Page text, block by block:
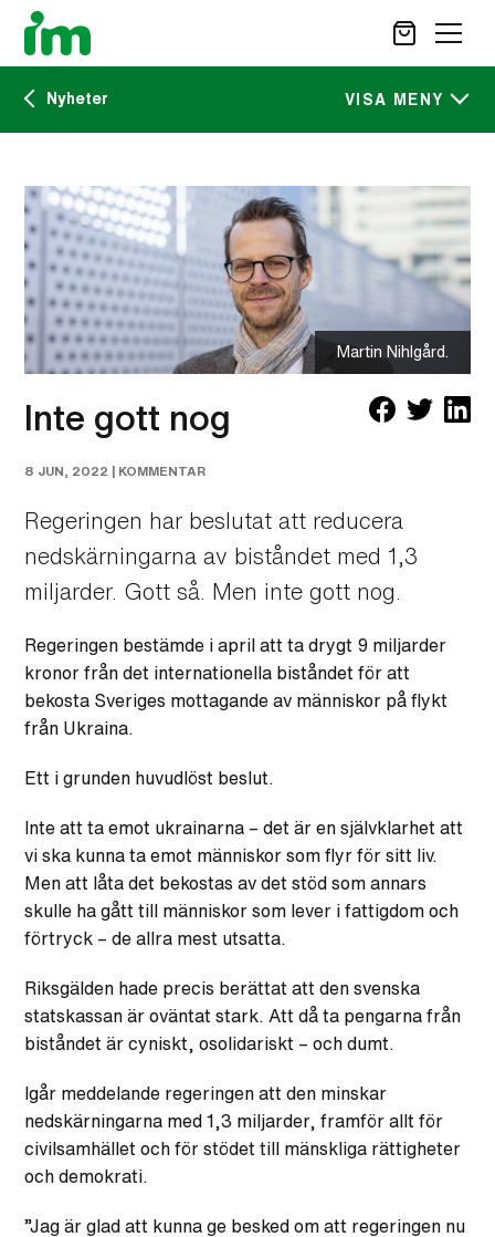
OM IM
CAREER SITE
VAD VI GÖR
VAD DU KAN GÖRA
AKTUELLT
SÖK
Nyheter VISA MENY
IM:s tidskrift
Nyheter
Martin Nihlgård.
Inte gott nog
8 JUN, 2022 | KOMMENTAR
Regeringen har beslutat att reducera
nedskärningarna av biståndet med 1,3
miljarder. Gott så. Men inte gott nog.
Regeringen bestämde i april att ta drygt 9 miljarder
kronor från det internationella biståndet för att
bekosta Sveriges mottagande av människor på flykt
från Ukraina.
Ett i grunden huvudlöst beslut.
Inte att ta emot ukrainarna – det är en självklarhet att
vi ska kunna ta emot människor som flyr för sitt liv.
Men att låta det bekostas av det stöd som annars
skulle ha gått till människor som lever i fattigdom och
förtryck – de allra mest utsatta.
Riksgälden hade precis berättat att den svenska
statskassan är oväntat stark. Att då ta pengarna från
biståndet är cyniskt, osolidariskt – och dumt.
Igår meddelande regeringen att den minskar
nedskärningarna med 1,3 miljarder, framför allt för
civilsamhället och för stödet till mänskliga rättigheter
och demokrati.
”Jag är glad att kunna ge besked om att regeringen nu